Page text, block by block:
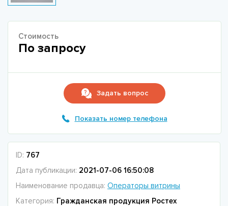
Стоимость
По запросу
Задать вопрос
Показать номер телефона
ID: 767
Дата публикации: 2021-07-06 16:50:08
Наименование продавца: Операторы витрины
Категория: Гражданская продукция Ростех